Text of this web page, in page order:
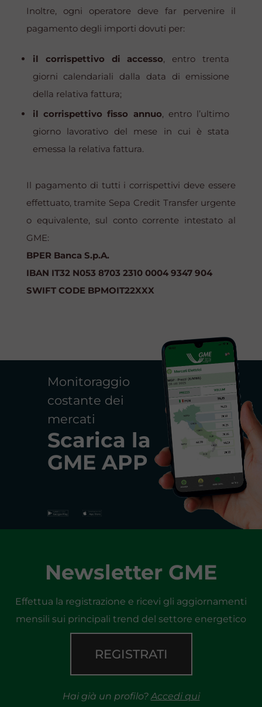
Inoltre, ogni operatore deve far pervenire il
pagamento degli importi dovuti per:
il corrispettivo di accesso, entro trenta
giorni calendariali dalla data di emissione
della relativa fattura;
il corrispettivo fisso annuo, entro l’ultimo
giorno lavorativo del mese in cui è stata
emessa la relativa fattura.
Il pagamento di tutti i corrispettivi deve essere
effettuato, tramite Sepa Credit Transferurgente
o equivalente, sul conto corrente intestato al
GME:
BPER Banca S.p.A.
IBAN IT32 N053 8703 2310 0004 9347 904
SWIFT CODE BPMOIT22XXX
Monitoraggio
costante dei
mercati
Scarica la
GME APP
Newsletter GME
Effettua la registrazione e ricevi gli aggiornamenti
mensili sui principali trend del settore energetico
REGISTRATI
Hai già un profilo?Accedi qui